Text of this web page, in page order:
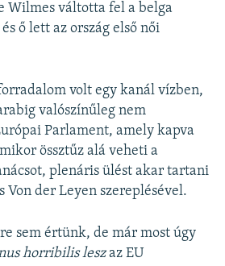
Wilmes váltotta fel a belga
ő lett az ország első női
volt egy kanál vízben,
valószínűleg nem
Parlament, amely kapva
össztűz alá veheti a
plenáris ülést akar tartani
Von der Leyen szereplésével.
sem értünk, de már most úgy
horribilis leszaz EU